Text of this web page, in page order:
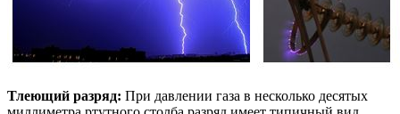
Тлеющий разряд: При давлении газа в несколько десятых